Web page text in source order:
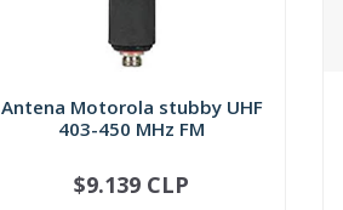
Antena Motorola stubby UHF
403-450 MHz FM
+
$9.139 CLP